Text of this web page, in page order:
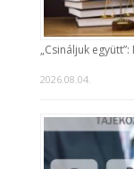
„Csináljuk
2026.08.04.